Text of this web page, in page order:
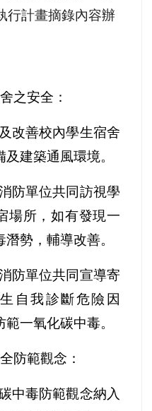
行計畫摘錄內容辦
之安全：
改善校內學生宿舍
建築通風環境。
防單位共同訪視學
場所，如有發現一
勢，輔導改善。
防單位共同宣導寄
自我診斷危險因
一氧化碳中毒。
防範觀念：
中毒防範觀念納入